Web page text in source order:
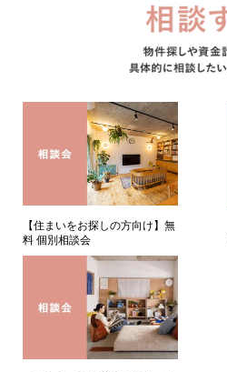
【住まいをお探しの方向け】無
料 個別相談会